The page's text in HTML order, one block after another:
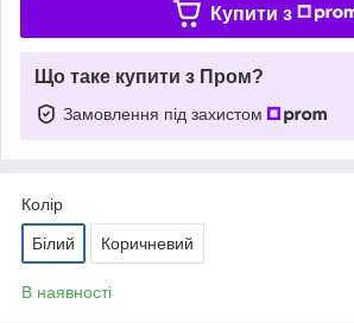
Купити з
Що таке купити з Пром?
Замовлення під захистом
Колір
Білий Коричневий
В наявності